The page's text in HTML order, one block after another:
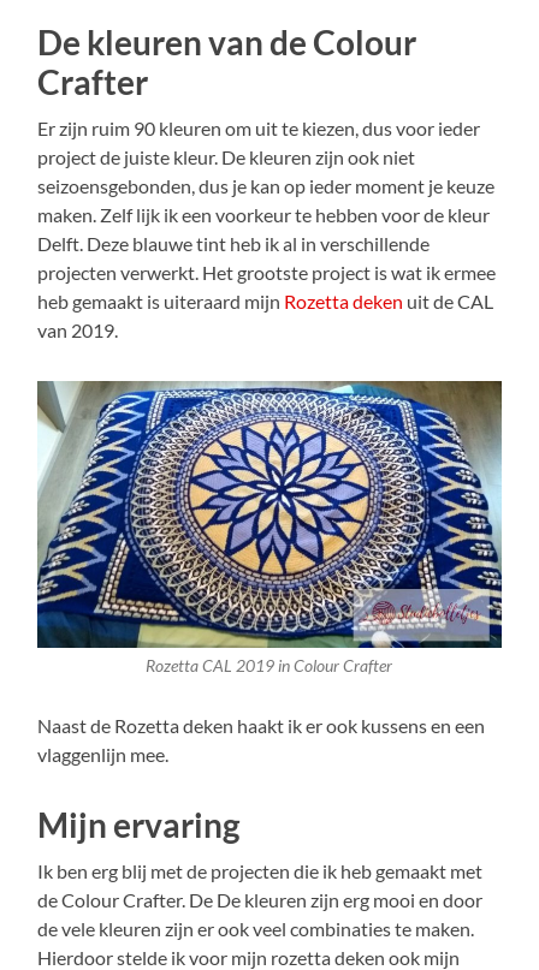
De kleuren van de Colour
Crafter
Er zijn ruim 90 kleuren om uit te kiezen, dus voor ieder
project de juiste kleur. De kleuren zijn ook niet
seizoensgebonden, dus je kan op ieder moment je keuze
maken. Zelf lijk ik een voorkeur te hebben voor de kleur
Delft. Deze blauwe tint heb ik al in verschillende
projecten verwerkt. Het grootste project is wat ik ermee
heb gemaakt is uiteraard mijn Rozetta deken uit de CAL
van 2019.
Rozetta CAL 2019 in Colour Crafter
Naast de Rozetta deken haakt ik er ook kussens en een
vlaggenlijn mee.
Mijn ervaring
Ik ben erg blij met de projecten die ik heb gemaakt met
de Colour Crafter. De De kleuren zijn erg mooi en door
de vele kleuren zijn er ook veel combinaties te maken.
Hierdoor stelde ik voor mijn rozetta deken ook mijn